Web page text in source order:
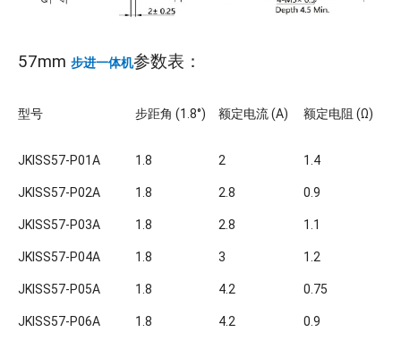
57mm 步进一体机参数表：
型号 步距角 (1.8°) 额定电流 (A) 额定电阻 (Ω)
JKISS57-P01A 1.8 2 1.4
JKISS57-P02A 1.8 2.8 0.9
JKISS57-P03A 1.8 2.8 1.1
JKISS57-P04A 1.8 3 1.2
JKISS57-P05A 1.8 4.2 0.75
JKISS57-P06A 1.8 4.2 0.9